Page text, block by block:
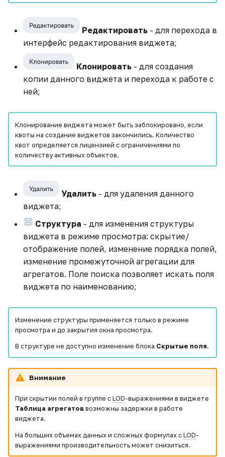
Моя первая ML-модель
Настройка
автоматического сбора
статистики из Telegram
Настройка виджета
Тренд
Настройка цветового
оформления виджета
Обогащение данных —
вычисляемые поля
Общий гайд по созданию
HTML виджетов с Apache
Отображение нескольких
показателей в одном
тренде
Подключение
источников из облачного
хранилища
Получение данных с
помощью python
Каскадная диаграмма
Редактировать - для перехода в
интерфейс редактирования виджета;
Клонировать - для создания
копии данного виджета и перехода к работе с
ней;
Клонирование виджета может быть заблокировано, если
квоты на создание виджетов закончились. Количество
квот определяется лицензией с ограничениями по
количеству активных объектов.
Удалить - для удаления данного
виджета;
Структура - для изменения структуры
виджета в режиме просмотра: скрытие/
отображение полей, изменение порядка полей,
изменение промежуточной агрегации для
агрегатов. Поле поиска позволяет искать поля
виджета по наименованию;
Изменение структуры применяется только в режиме
просмотра и до закрытия окна просмотра.
В структуре не доступно изменение блока Скрытые поля.
Внимание
При скрытии полей в группе сLOD-выражениями в виджете
Таблица агрегатоввозможны задержки в работе
виджета.
На больших объемах данных и сложных формулах сLOD-
выражениями производительность может снизиться.